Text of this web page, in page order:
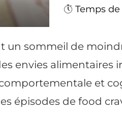
Temps de
un sommeil de
envies alimentaires
et
épisodes de food